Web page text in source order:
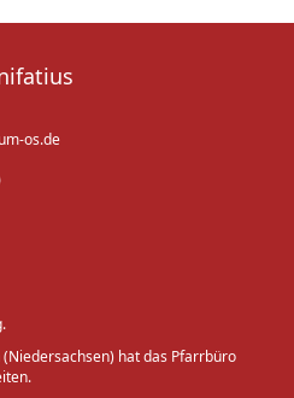
os.de
hat das Pfarrbüro